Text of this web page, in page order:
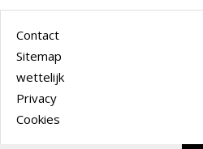
Contact
Sitemap
wettelijk
Privacy
Cookies